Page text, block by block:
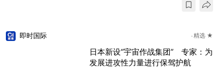
即时国际 精选 ★
日本新设“宇宙作战集团” 专家：为
发展进攻性力量进行保驾护航